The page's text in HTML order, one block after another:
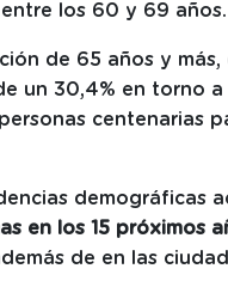
los 60 y 69 años.
de 65 años y
un 30,4% en torno
centenarias
demográficas
en los 15 próximos
de en las